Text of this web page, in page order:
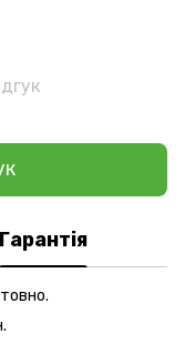
Гарантія